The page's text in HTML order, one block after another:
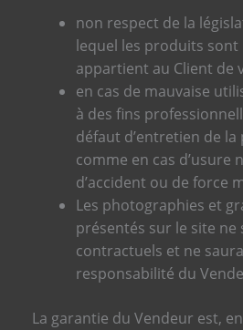
non respect de la
lequel les produits sont
appartient au Client de
en cas de mauvaise
à des fins
défaut d’entretien de
comme en cas d’usure
d’accident ou de force
Les photographies et
présentés sur le site ne
contractuels et ne
responsabilité du
La garantie du Vendeur est,